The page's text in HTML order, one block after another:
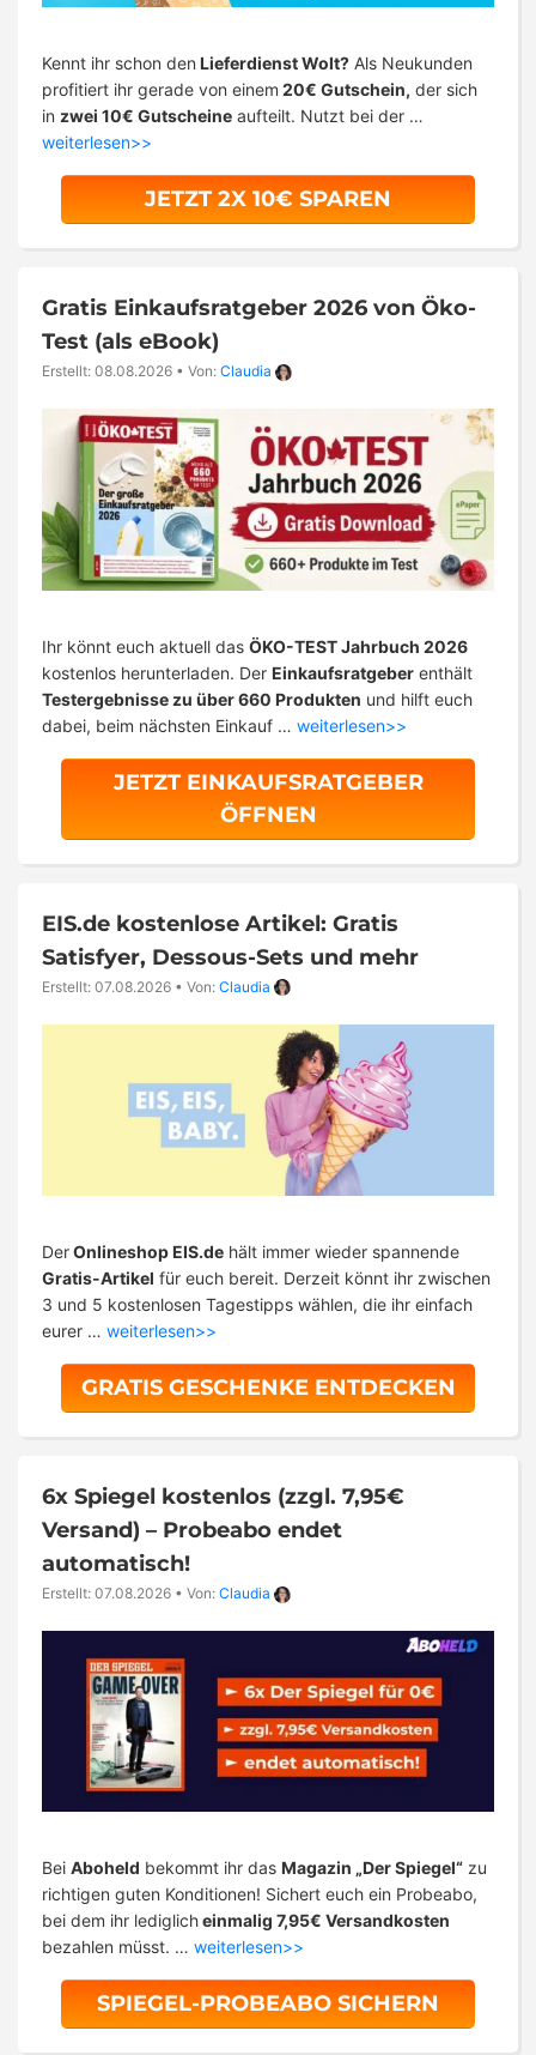
Kennt ihr schon den Lieferdienst Wolt? Als Neukunden
profitiert ihr gerade von einem 20€ Gutschein, der sich
in zwei 10€ Gutscheine aufteilt. Nutzt bei der …
weiterlesen>>
JETZT 2X 10€ SPAREN
Gratis Einkaufsratgeber 2026 von Öko-
Test (als eBook)
Erstellt: 08.08.2026 • Von: Claudia
Ihr könnt euch aktuell das ÖKO-TEST Jahrbuch 2026
kostenlos herunterladen. Der Einkaufsratgeber enthält
Testergebnisse zu über 660 Produkten und hilft euch
dabei, beim nächsten Einkauf … weiterlesen>>
JETZT EINKAUFSRATGEBER
ÖFFNEN
EIS.de kostenlose Artikel: Gratis
Satisfyer, Dessous-Sets und mehr
Erstellt: 07.08.2026 • Von: Claudia
DerOnlineshop EIS.de hält immer wieder spannende
Gratis-Artikel für euch bereit. Derzeit könnt ihr zwischen
3 und 5 kostenlosen Tagestipps wählen, die ihr einfach
eurer … weiterlesen>>
GRATIS GESCHENKE ENTDECKEN
6x Spiegel kostenlos (zzgl. 7,95€
Versand) – Probeabo endet
automatisch!
Erstellt: 07.08.2026 • Von: Claudia
Bei Aboheld bekommt ihr das Magazin „Der Spiegel“ zu
richtigen guten Konditionen! Sichert euch ein Probeabo,
bei dem ihr lediglicheinmalig 7,95€ Versandkosten
bezahlen müsst. … weiterlesen>>
SPIEGEL-PROBEABO SICHERN